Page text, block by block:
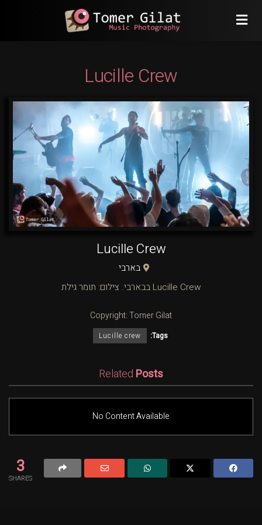
Lucille Crew
Lucille Crew
בארבי
Lucille Crew בבארבי. צילום: תומר גילת
Copyright: Tomer Gilat
Tags:
Lucille crew
Related Posts
No Content Available
3
SHARES